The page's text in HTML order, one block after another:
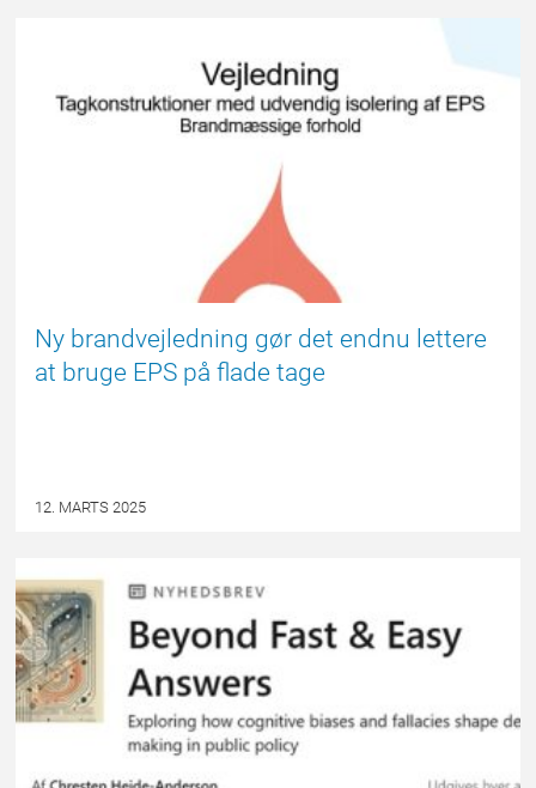
Ny brandvejledning gør det endnu lettere
at bruge EPS på flade tage
12. MARTS 2025